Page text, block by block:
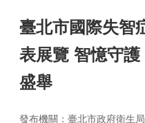
臺北市國際失智
表展覽 智憶守
盛舉
發布機關：臺北市政府衛生局